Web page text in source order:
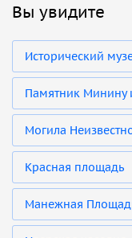
Вы увидите
Исторический
Памятник Минину
Могила
Красная площадь
Манежная